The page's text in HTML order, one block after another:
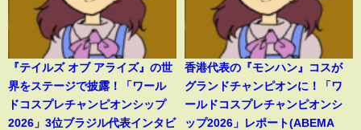
『テイルズ オブ アライズ』の世
界をステージで披露！「ワール
ドコスプレチャンピオンシップ
2026」3位ブラジル代表インタビ
香港代表の『モンハン』コスが
グランドチャンピオンに！「ワ
ールドコスプレチャンピオンシ
ップ2026」レポート(ABEMA